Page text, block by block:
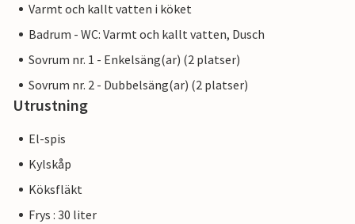
Varmt och kallt vatten i köket
Badrum - WC: Varmt och kallt vatten, Dusch
Sovrum nr. 1 - Enkelsäng(ar) (2 platser)
Sovrum nr. 2 - Dubbelsäng(ar) (2 platser)
Utrustning
El-spis
Kylskåp
Köksfläkt
Frys : 30 liter